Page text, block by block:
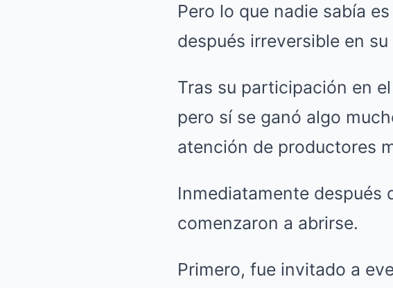
Pero lo que nadie sabía
después irreversible en su
Tras su participación en
pero sí se ganó algo
atención de productores
Inmediatamente después
comenzaron a abrirse.
Primero, fue invitado a